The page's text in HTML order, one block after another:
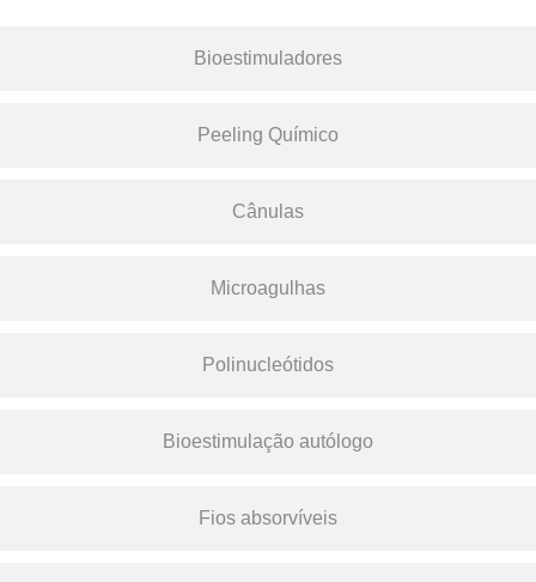
Bioestimuladores
Peeling Químico
Cânulas
Microagulhas
Polinucleótidos
Bioestimulação autólogo
Fios absorvíveis